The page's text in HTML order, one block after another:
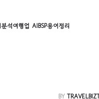
석여행업 AIBSP용어정리
BY